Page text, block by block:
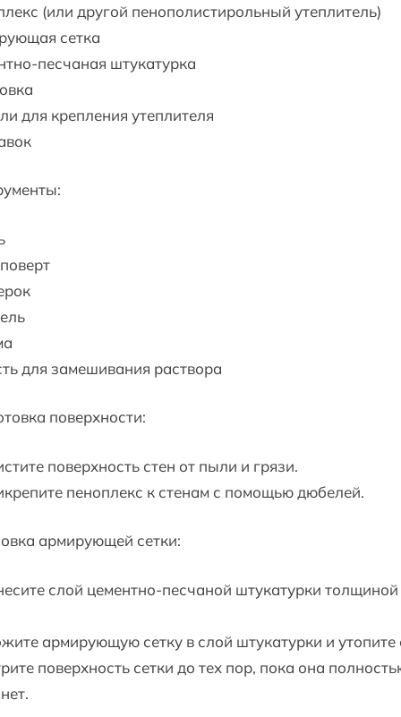
(или другой пенополистирольный утеплитель)
сетка
песчаная штукатурка
для крепления утеплителя
для замешивания раствора
поверхности:
поверхность стен от пыли и грязи.
пеноплекс к стенам с помощью дюбелей.
армирующей сетки:
слой цементно-песчаной штукатурки
армирующую сетку в слой штукатурки и утопите
поверхность сетки до тех пор, пока она